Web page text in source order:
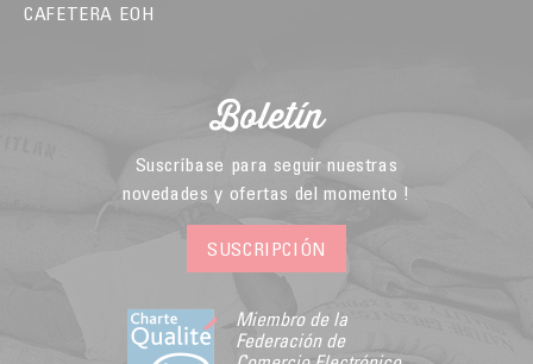
CAFETERA EOH
Boletín
Suscríbase para seguir nuestras
novedades y ofertas del momento !
SUSCRIPCIÓN
Miembro de la
Federación de